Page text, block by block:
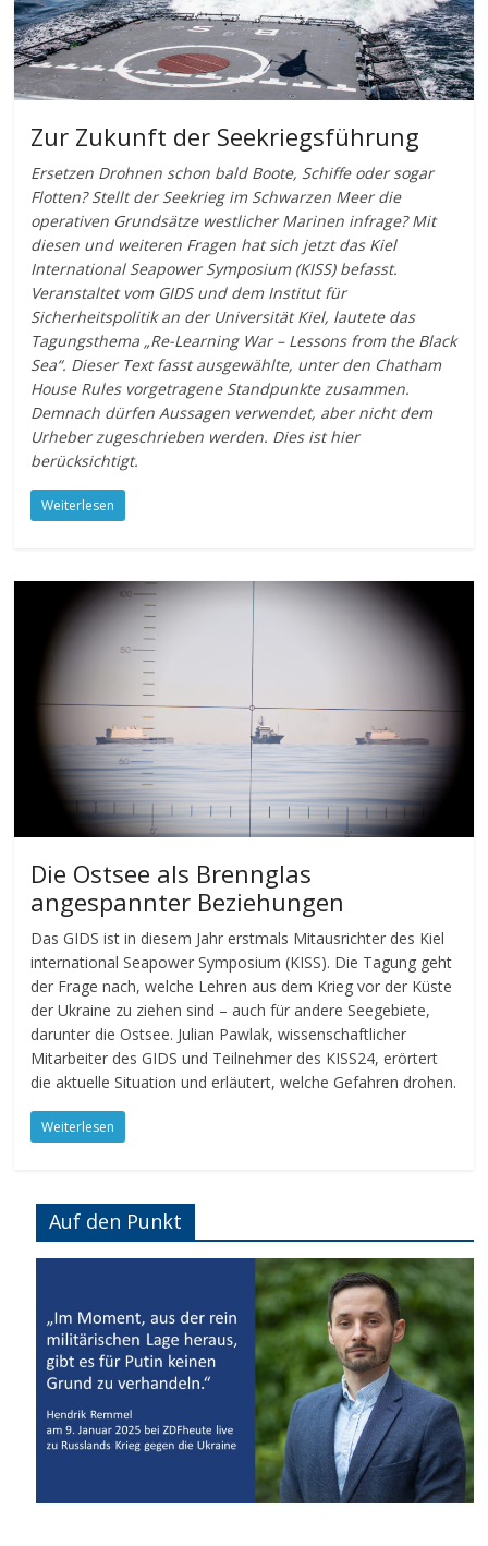
Zur Zukunft der Seekriegsführung
Ersetzen Drohnen schon bald Boote, Schiffe oder sogar
Flotten? Stellt der Seekrieg im Schwarzen Meer die
operativen Grundsätze westlicher Marinen infrage? Mit
diesen und weiteren Fragen hat sich jetzt das Kiel
International Seapower Symposium (KISS) befasst.
Veranstaltet vom GIDS und dem Institut für
Sicherheitspolitik an der Universität Kiel, lautete das
Tagungsthema „Re-Learning War – Lessons from the Black
Sea“. Dieser Text fasst ausgewählte, unter den Chatham
House Rules vorgetragene Standpunkte zusammen.
Demnach dürfen Aussagen verwendet, aber nicht dem
Urheber zugeschrieben werden. Dies ist hier
berücksichtigt.
Weiterlesen
Die Ostsee als Brennglas
angespannter Beziehungen
Das GIDS ist in diesem Jahr erstmals Mitausrichter des Kiel
international Seapower Symposium (KISS). Die Tagung geht
der Frage nach, welche Lehren aus dem Krieg vor der Küste
der Ukraine zu ziehen sind – auch für andere Seegebiete,
darunter die Ostsee. Julian Pawlak, wissenschaftlicher
Mitarbeiter des GIDS und Teilnehmer des KISS24, erörtert
die aktuelle Situation und erläutert, welche Gefahren drohen.
Weiterlesen
Auf den Punkt